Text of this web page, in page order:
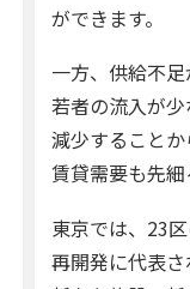
ができます。
一方、供給不足
若者の流入が
減少することか
賃貸需要も先細
東京では、23
再開発に代表さ